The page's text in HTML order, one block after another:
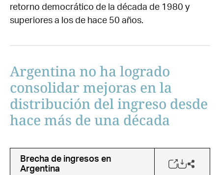
retorno democrático de la década de 1980 y
superiores a los de hace 50 años.
Argentina no ha logrado
consolidar mejoras en la
distribución del ingreso desde
hace más de una década
Brecha de ingresos en
Argentina